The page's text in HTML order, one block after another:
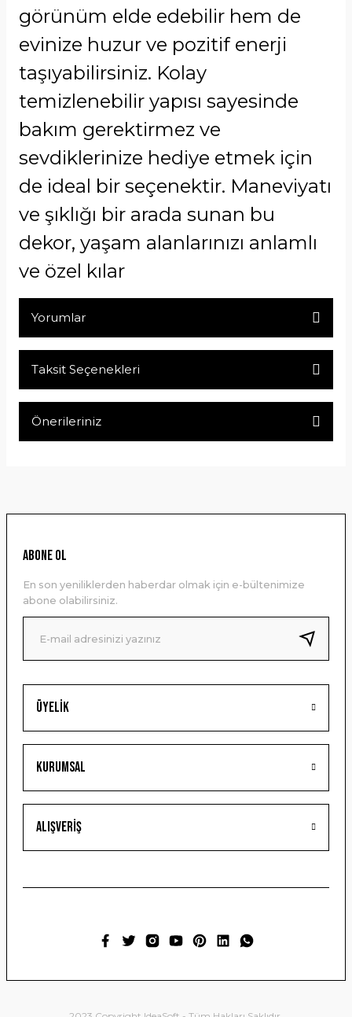
görünüm elde edebilir hem de
evinize huzur ve pozitif enerji
taşıyabilirsiniz. Kolay
temizlenebilir yapısı sayesinde
bakım gerektirmez ve
sevdiklerinize hediye etmek için
de ideal bir seçenektir. Maneviyatı
ve şıklığı bir arada sunan bu
dekor, yaşam alanlarınızı anlamlı
ve özel kılar
Yorumlar
Taksit Seçenekleri
Önerileriniz
Ürün resmi kalitesiz, bozuk veya görüntülenemiyor.
Ürün bilgilerinde hatalar bulunuyor.
Ürün fiyatı diğer sitelerden daha pahalı.
Bu ürüne benzer farklı alternatifler olmalı.
Gönder
Üyelik
Kurumsal
Alışveriş
ABONE OL
En son yeniliklerden haberdar olmak için e-bültenimize
abone olabilirsiniz.